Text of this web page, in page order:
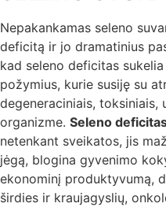
Nepakankamas seleno
deficitą ir jo dramatinius
kad seleno deficitas
požymius, kurie susiję su
degeneraciniais,
organizme. Seleno
netenkant sveikatos, jis
jėgą, blogina gyvenimo
ekonominį produktyvumą,
širdies ir kraujagyslių,